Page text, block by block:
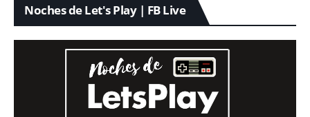
Noches de Let's Play | FB Live